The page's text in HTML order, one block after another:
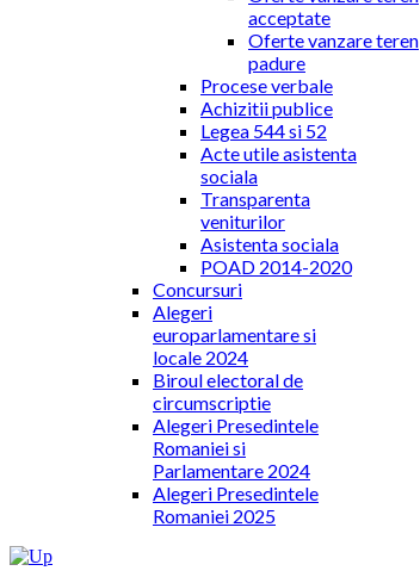
acceptate
Oferte vanzare teren
padure
Procese verbale
Achizitii publice
Legea 544 si 52
Acte utile asistenta
sociala
Transparenta
veniturilor
Asistenta sociala
POAD 2014-2020
Concursuri
Alegeri
europarlamentare si
locale 2024
Biroul electoral de
circumscriptie
Alegeri Presedintele
Romaniei si
Parlamentare 2024
Alegeri Presedintele
Romaniei 2025